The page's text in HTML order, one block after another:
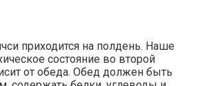
приходится на полдень. Наше
состояние во второй
от обеда. Обед должен быть